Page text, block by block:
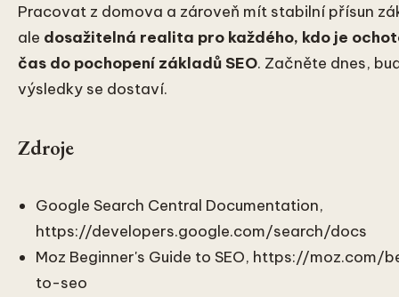
Pracovat z domova a zároveň mít stabilní přísun
ale dosažitelná realita pro každého, kdo je
čas do pochopení základů SEO. Začněte dnes,
výsledky se dostaví.
Zdroje
Google Search Central Documentation,
https://developers.google.com/search/docs
Moz Beginner's Guide to SEO, https://moz.com/
to-seo